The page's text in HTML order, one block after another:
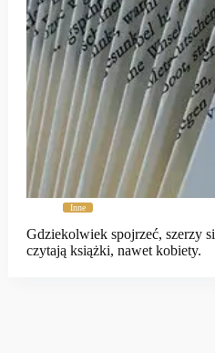
Inne
Gdziekolwiek spojrzeć, szerzy
czytają książki, nawet kobiety.